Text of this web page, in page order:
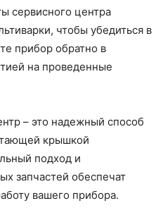
сервисного центра
чтобы убедиться в
прибор обратно в
на проведенные
– это надежный способ
крышкой
подход и
запчастей обеспечат
вашего прибора.